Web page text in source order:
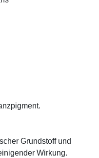
Grundstoff und
Wirkung.